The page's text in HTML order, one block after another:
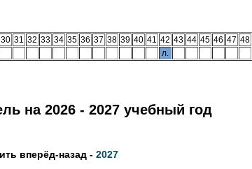
30 31 32 33 34 35 36 37 38 39 40 41 42 43 44 45 46 47 48
л.
на 2026 - 2027 учебный год
вперёд-назад - 2027